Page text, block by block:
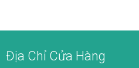
Địa Chỉ Cửa Hàng